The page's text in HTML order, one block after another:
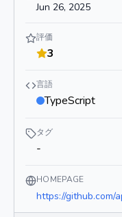
Jun 26, 2025
評価
3
言語
TypeScript
タグ
-
HOMEPAGE
https://github.com/